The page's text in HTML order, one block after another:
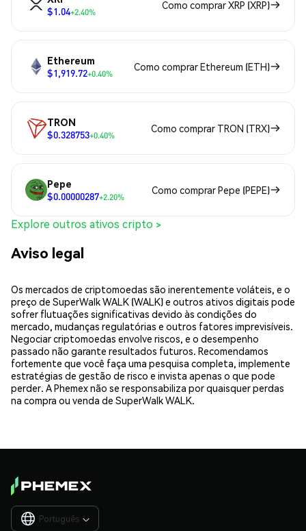
$1.04+2.40%
Como comprar XRP (XRP)
Ethereum
$1,919.72+0.40%
Como comprar Ethereum (ETH)
TRON
$0.328753+0.40%
Como comprar TRON (TRX)
Pepe
$0.00000287+2.20%
Como comprar Pepe (PEPE)
Explore outros ativos cripto >
Aviso legal
Os mercados de criptomoedas são inerentemente voláteis, e o
preço de SuperWalk WALK (WALK) e outros ativos digitais pode
sofrer flutuações significativas devido às condições do
mercado, mudanças regulatórias e outros fatores imprevisíveis.
Negociar criptomoedas envolve riscos, e o desempenho
passado não garante resultados futuros. Recomendamos
fortemente que você faça uma pesquisa completa, implemente
estratégias de gestão de risco e invista apenas o que pode
perder. A Phemex não se responsabiliza por quaisquer perdas
na compra ou venda de SuperWalk WALK.
Português 